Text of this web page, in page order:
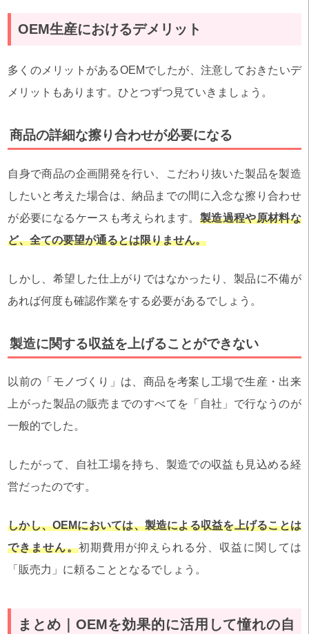
OEM生産におけるデメリット
多くのメリットがあるOEMでしたが、注意しておきたいデ
メリットもあります。ひとつずつ見ていきましょう。
商品の詳細な擦り合わせが必要になる
自身で商品の企画開発を行い、こだわり抜いた製品を製造
したいと考えた場合は、納品までの間に入念な擦り合わせ
が必要になるケースも考えられます。 製造過程や原材料な
ど、全ての要望が通るとは限りません。
しかし、希望した仕上がりではなかったり、製品に不備が
あれば何度も確認作業をする必要があるでしょう。
製造に関する収益を上げることができない
以前の「モノづくり」は、商品を考案し工場で生産・出来
上がった製品の販売までのすべてを「自社」で行なうのが
一般的でした。
したがって、自社工場を持ち、製造での収益も見込める経
営だったのです。
しかし、OEMにおいては、製造による収益を上げることは
できません。初期費用が抑えられる分、収益に関しては
「販売力」に頼ることとなるでしょう。
まとめ｜OEMを効果的に活用して憧れの自